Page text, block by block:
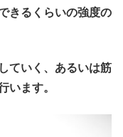
きるくらいの強度の
ていく、あるいは筋
います。